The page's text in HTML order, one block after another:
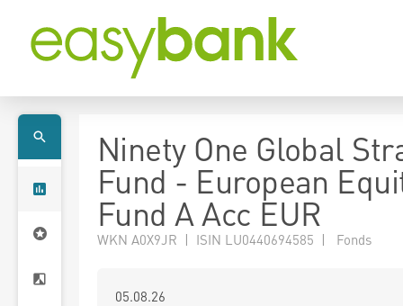
Ninety One Global
Fund - European
Fund A Acc EUR
WKN A0X9JR | ISIN LU0440694585 | Fonds
05.08.26